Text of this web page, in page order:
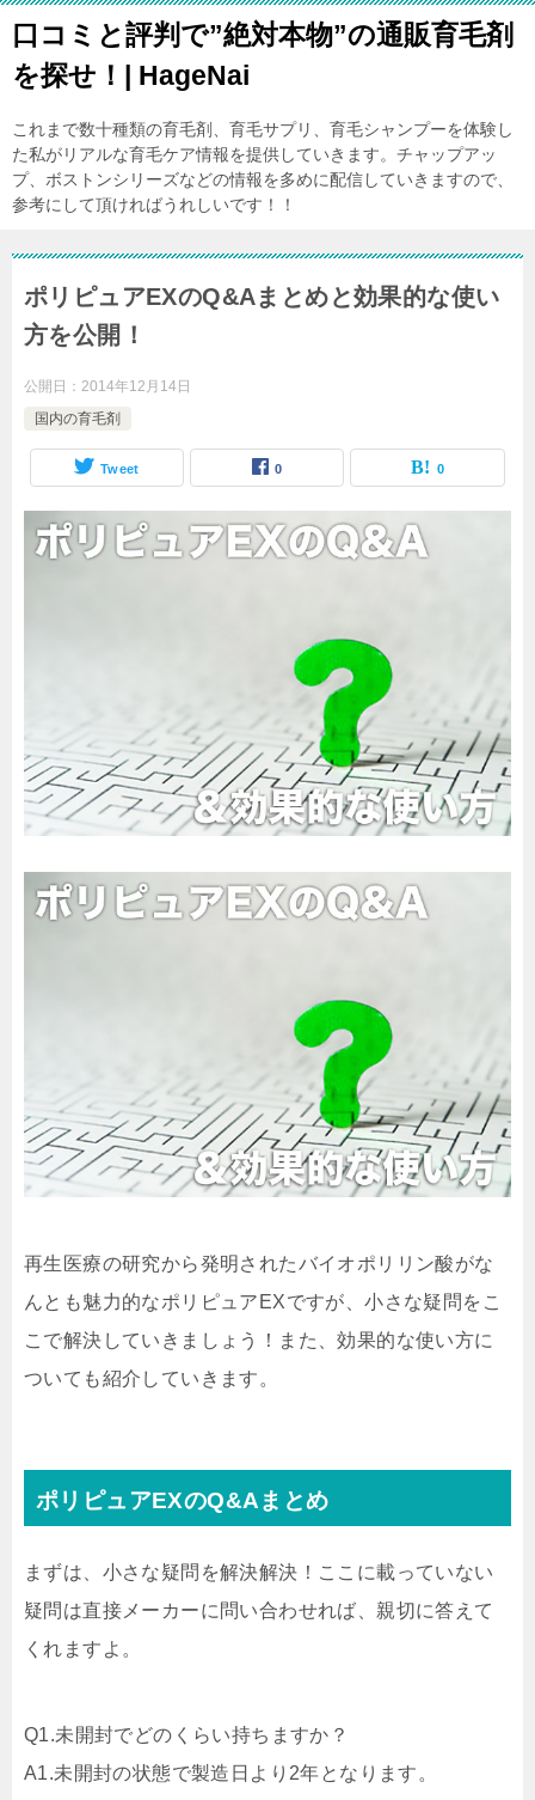
口コミと評判で”絶対本物”の通販育毛剤
を探せ！| HageNai
これまで数十種類の育毛剤、育毛サプリ、育毛シャンプーを体験し
た私がリアルな育毛ケア情報を提供していきます。チャップアッ
プ、ボストンシリーズなどの情報を多めに配信していきますので、
参考にして頂ければうれしいです！！
ポリピュアEXのQ&Aまとめと効果的な使い
方を公開！
公開日： 2014年12月14日
国内の育毛剤
Tweet 0 0
再生医療の研究から発明されたバイオポリリン酸がな
んとも魅力的なポリピュアEXですが、小さな疑問をこ
こで解決していきましょう！また、効果的な使い方に
ついても紹介していきます。
ポリピュアEXのQ&Aまとめ
まずは、小さな疑問を解決解決！ここに載っていない
疑問は直接メーカーに問い合わせれば、親切に答えて
くれますよ。
Q1.未開封でどのくらい持ちますか？
A1.未開封の状態で製造日より2年となります。